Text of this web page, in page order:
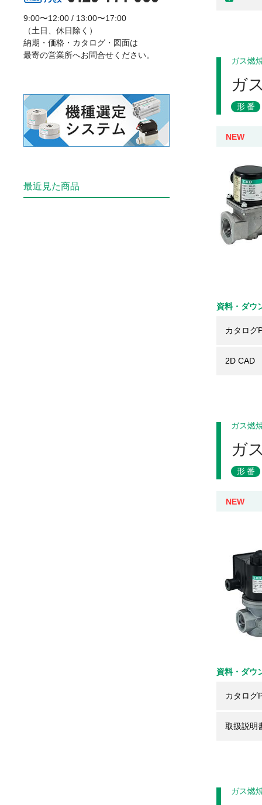
ガス燃
ガ
形番
NEW
資料・ダウ
カタログ
2D CAD
ガス燃
ガ
形番
NEW
資料・ダウ
カタログ
取扱説明
ガス燃
9:00〜12:00 / 13:00〜17:00
（土日、休日除く）
納期・価格・カタログ・図面は
最寄の営業所へお問合せください。
最近見た商品